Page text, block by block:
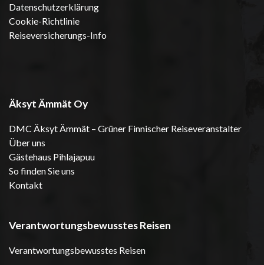
Datenschutzerklärung
Cookie-Richtlinie
Reiseversicherungs-Info
Äksyt Ämmät Oy
DMC Äksyt Ämmät – Grüner Finnischer Reiseveranstalter
Über uns
Gästehaus Pihlajapuu
So finden Sie uns
Kontakt
Verantwortungsbewusstes Reisen
Verantwortungsbewusstes Reisen